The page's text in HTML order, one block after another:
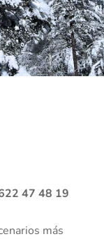
47 48 19
más